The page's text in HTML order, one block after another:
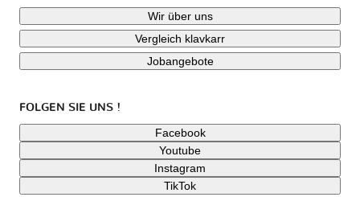
Wir über uns
Vergleich klavkarr
Jobangebote
FOLGEN SIE UNS !
Facebook
Youtube
Instagram
TikTok